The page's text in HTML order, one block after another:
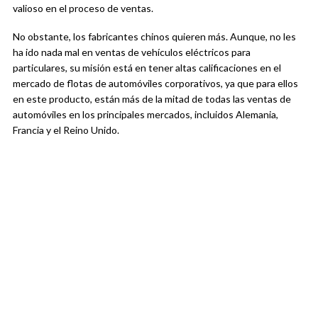
valioso en el proceso de ventas.
No obstante, los fabricantes chinos quieren más. Aunque, no les
ha ido nada mal en ventas de vehículos eléctricos para
particulares, su misión está en tener altas calificaciones en el
mercado de flotas de automóviles corporativos, ya que para ellos
en este producto, están más de la mitad de todas las ventas de
automóviles en los principales mercados, incluidos Alemania,
Francia y el Reino Unido.